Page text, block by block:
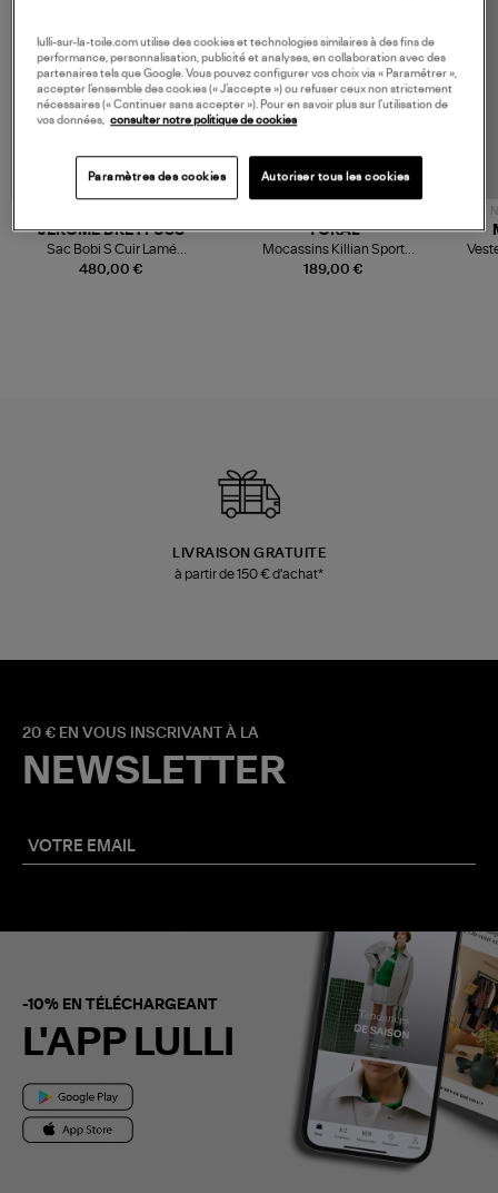
480,00 €
JEROME DREYFUSS
Sac Bobi S Cuir Lamé
Champagne
189,00 €
TORAL
Mocassins Killian Sport
Mousse
LIVRAISON GRATUITE
à partir de 150 € d'achat*
20 € EN VOUS INSCRIVANT À LA
NEWSLETTER
-10% EN TÉLÉCHARGEANT
L'APP LULLI
lulli-sur-la-toile.com utilise des cookies et technologies similaires à des fins de
performance, personnalisation, publicité et analyses, en collaboration avec des
partenaires tels que Google. Vous pouvez configurer vos choix via « Paramétrer »,
accepter l’ensemble des cookies (« J’accepte ») ou refuser ceux non strictement
nécessaires (« Continuer sans accepter »). Pour en savoir plus sur l’utilisation de
vos données, consulter notre politique de cookies
Paramètres des cookies Autoriser tous les cookies